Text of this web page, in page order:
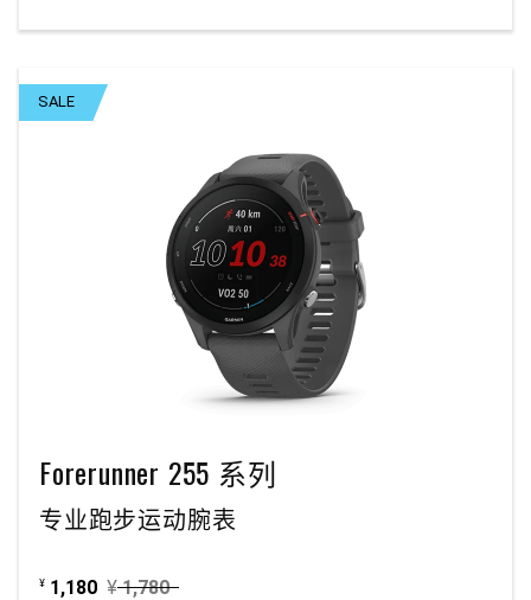
SALE
Forerunner 255 系列
专业跑步运动腕表
¥ 1,180 ¥ 1,780